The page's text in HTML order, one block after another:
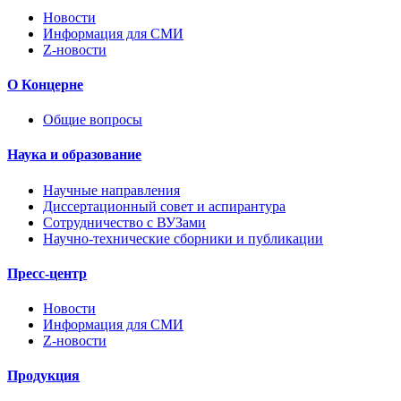
Новости
Информация для СМИ
Z-новости
О Концерне
Общие вопросы
Наука и образование
Научные направления
Диссертационный совет и аспирантура
Сотрудничество с ВУЗами
Научно-технические сборники и публикации
Пресс-центр
Новости
Информация для СМИ
Z-новости
Продукция